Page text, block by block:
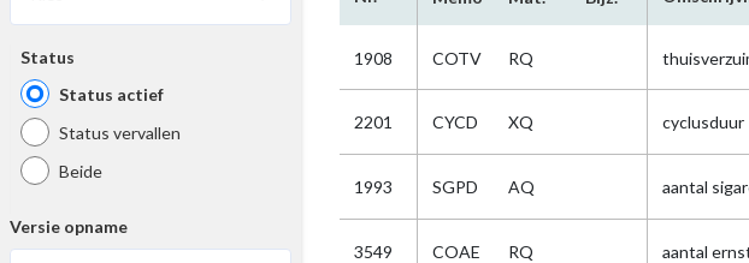
Status
Status actief
Status vervallen
Beide
Versie opname
1908 COTV RQ
2201 CYCD XQ cyclusduur
1993 SGPD AQ aantal
3549 COAE RQ aantal